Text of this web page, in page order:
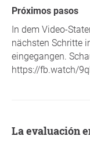
Próximos pasos
In dem Video-
nächsten Schritte
eingegangen.
https://fb.watch/
La evaluación